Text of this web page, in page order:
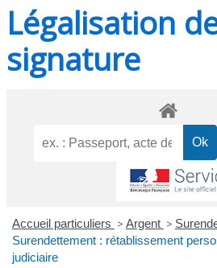
Légalisation
signature
Accueil particuliers > Argent >
Surendettement : rétablissement
judiciaire